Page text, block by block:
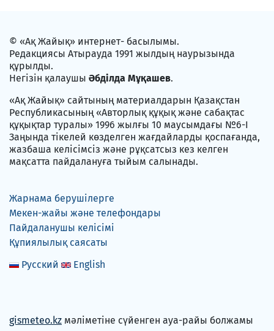
© «Ақ Жайық» интернет- басылымы.
Редакциясы Атырауда 1991 жылдың наурызында
құрылды.
Негізін қалаушы Әбділда Мұқашев.
«Ақ Жайық» сайтының материалдарын Қазақстан
Республикасының «Авторлық құқық және сабақтас
құқықтар туралы» 1996 жылғы 10 маусымдағы №6-I
Заңында тікелей көзделген жағдайларды қоспағанда,
жазбаша келісімсіз және рұқсатсыз кез келген
мақсатта пайдалануға тыйым салынады.
Жарнама берушілерге
Мекен-жайы және телефондары
Пайдаланушы келісімі
Құпиялылық саясаты
Русский
English
gismeteo.kz мәліметіне сүйенген ауа-райы болжамы